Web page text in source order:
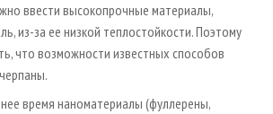
ввести высокопрочные материалы,
из-за ее низкой теплостойкости. Поэтому
что возможности известных способов
время наноматериалы (фуллерены,